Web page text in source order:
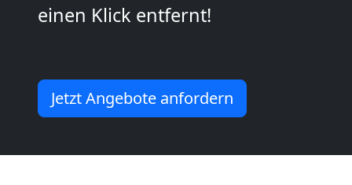
einen Klick entfernt!
Jetzt Angebote anfordern
Wiener
Möbelmontage
Wiener